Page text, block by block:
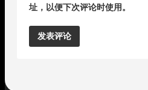
址，以便下次评论时使用。